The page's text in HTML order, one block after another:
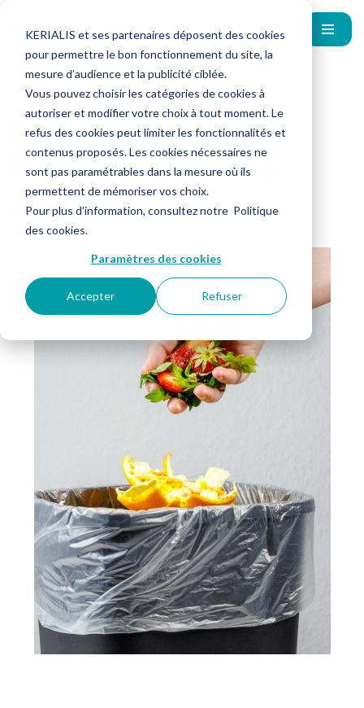
KERIALIS et ses partenaires déposent des cookies
pour permettre le bon fonctionnement du site, la
mesure d’audience et la publicité ciblée.
Vous pouvez choisir les catégories de cookies à
autoriser et modifier votre choix à tout moment. Le
refus des cookies peut limiter les fonctionnalités et
contenus proposés. Les cookies nécessaires ne
sont pas paramétrables dans la mesure où ils
permettent de mémoriser vos choix.
Pour plus d’information, consultez notre Politique
des cookies.
Paramètres des cookies
Accepter Refuser
Nos conseils pour
limiter le gaspillage
alimentaire